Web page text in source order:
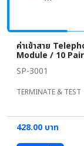
ค่าเข้าสาย
Module / 10 Pair
SP-3001
TERMINATE & TEST
428.00 บาท